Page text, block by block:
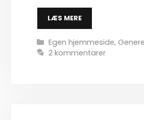
LÆS MERE
Kategorier
Egen hjemmeside,
2 kommentarer